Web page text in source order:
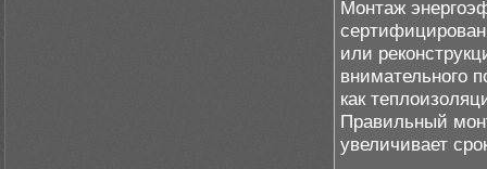
Монтаж
или
внимательного
как
Правильный
увеличивает